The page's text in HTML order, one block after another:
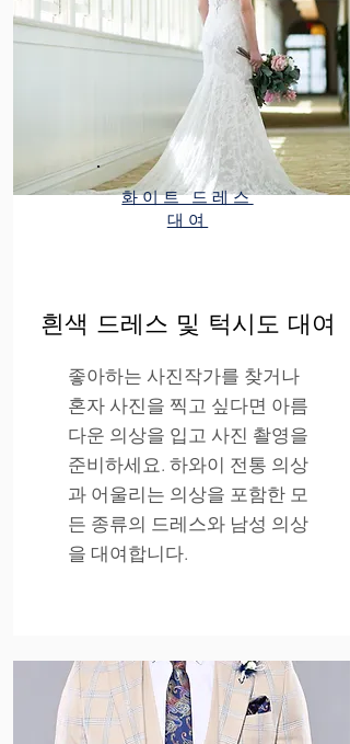
화이트 드레스
대여
흰색 드레스 및 턱시도 대여
좋아하는 사진작가를 찾거나
혼자 사진을 찍고 싶다면 아름
다운 의상을 입고 사진 촬영을
준비하세요. 하와이 전통 의상
과 어울리는 의상을 포함한 모
든 종류의 드레스와 남성 의상
을 대여합니다.